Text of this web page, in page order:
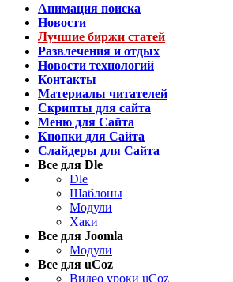
Анимация поиска
Новости
Лучшие биржи статей
Развлечения и отдых
Новости технологий
Контакты
Материалы читателей
Скрипты для сайта
Меню для Сайта
Кнопки для Сайта
Слайдеры для Сайта
Все для Dle
Dle
Шаблоны
Модули
Хаки
Все для Joomla
Модули
Все для uCoz
Видео уроки uCoz